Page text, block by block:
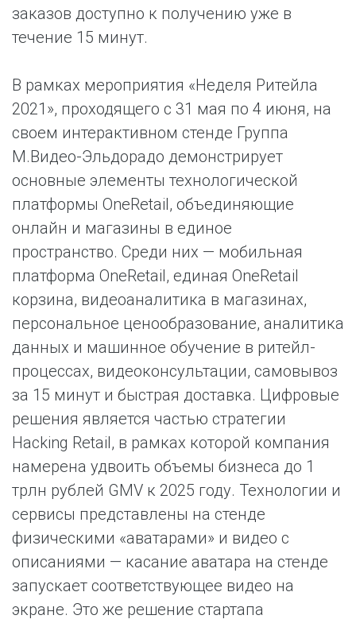
заказов доступно к получению уже в
течение 15 минут.
В рамках мероприятия «Неделя Ритейла
2021», проходящего с 31 мая по 4 июня, на
своем интерактивном стенде Группа
М.Видео-Эльдорадо демонстрирует
основные элементы технологической
платформы OneRetail, объединяющие
онлайн и магазины в единое
пространство. Среди них — мобильная
платформа OneRetail, единая OneRetail
корзина, видеоаналитика в магазинах,
персональное ценообразование, аналитика
данных и машинное обучение в ритейл-
процессах, видеоконсультации, самовывоз
за 15 минут и быстрая доставка. Цифровые
решения является частью стратегии
Hacking Retail, в рамках которой компания
намерена удвоить объемы бизнеса до 1
трлн рублей GMV к 2025 году. Технологии и
сервисы представлены на стенде
физическими «аватарами» и видео с
описаниями — касание аватара на стенде
запускает соответствующее видео на
экране. Это же решение стартапа